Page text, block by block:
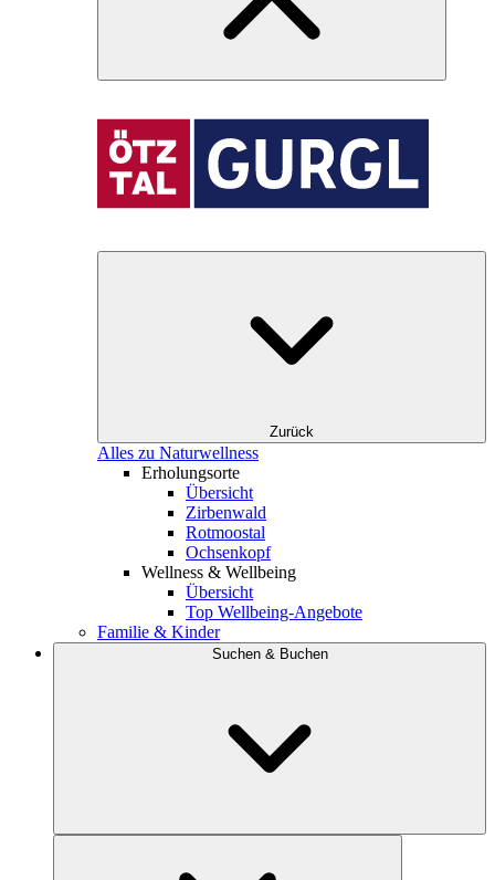
Zurück
Alles zu Naturwellness
Erholungsorte
Übersicht
Zirbenwald
Rotmoostal
Ochsenkopf
Wellness & Wellbeing
Übersicht
Top Wellbeing-Angebote
Familie & Kinder
Suchen & Buchen